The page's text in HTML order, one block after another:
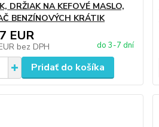
DRŽIAK NA KEFOVÉ MASLO,
BENZÍNOVÝCH KRÁTIK
EUR
bez DPH do 3-7 dní
Pridať do košíka